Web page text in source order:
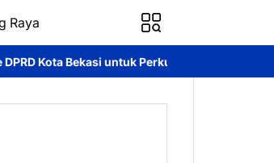
Raya
Perkuat Kinerja Kelembagaan